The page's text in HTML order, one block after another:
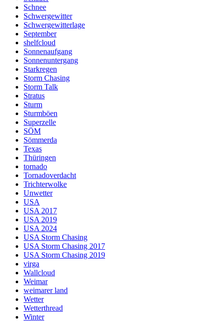
Schnee
Schwergewitter
Schwergewitterlage
September
shelfcloud
Sonnenaufgang
Sonnenuntergang
Starkregen
Storm Chasing
Storm Talk
Stratus
Sturm
Sturmböen
Superzelle
SÖM
Sömmerda
Texas
Thüringen
tornado
Tornadoverdacht
Trichterwolke
Unwetter
USA
USA 2017
USA 2019
USA 2024
USA Storm Chasing
USA Storm Chasing 2017
USA Storm Chasing 2019
virga
Wallcloud
Weimar
weimarer land
Wetter
Wetterthread
Winter